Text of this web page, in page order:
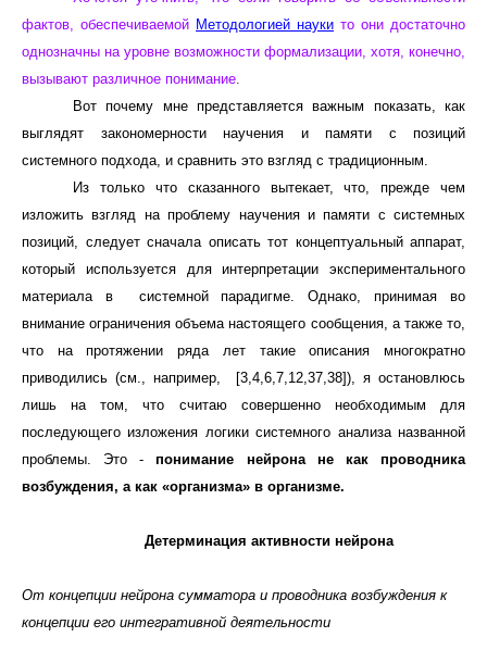
фактов, обеспечиваемой Методологией науки то они достаточно
однозначны на уровне возможности формализации, хотя, конечно,
вызывают различное понимание.
Вот почему мне представляется важным показать, как
выглядят закономерности научения и памяти с позиций
системного подхода, и сравнить это взгляд с традиционным.
Из только что сказанного вытекает, что, прежде чем
изложить взгляд на проблему научения и памяти с системных
позиций, следует сначала описать тот концептуальный аппарат,
который используется для интерпретации экспериментального
материала в системной парадигме. Однако, принимая во
внимание ограничения объема настоящего сообщения, а также то,
что на протяжении ряда лет такие описания многократно
приводились (см., например, [3,4,6,7,12,37,38]), я остановлюсь
лишь на том, что считаю совершенно необходимым для
последующего изложения логики системного анализа названной
проблемы. Это -понимание нейрона не как проводника
возбуждения, а как «организма» в организме.
Детерминация активности нейрона
От концепции нейрона сумматора и проводника возбуждения к
концепции его интегративной деятельности